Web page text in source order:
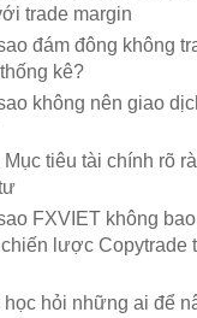
trade margin
đám đông không
kê?
không nên giao
Mục tiêu tài chính rõ
FXVIET không
lược Copytrade
học hỏi những ai để